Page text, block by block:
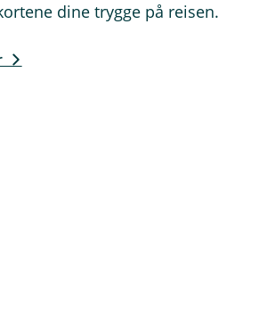
dine trygge på reisen.